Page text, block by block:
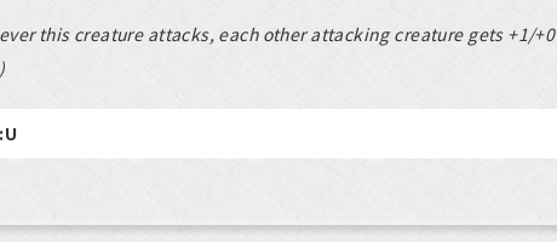
this creature attacks, each other attacking creature gets +1/+0